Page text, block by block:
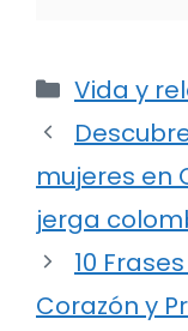
Vida y
mujeres en
jerga
10
Corazón y